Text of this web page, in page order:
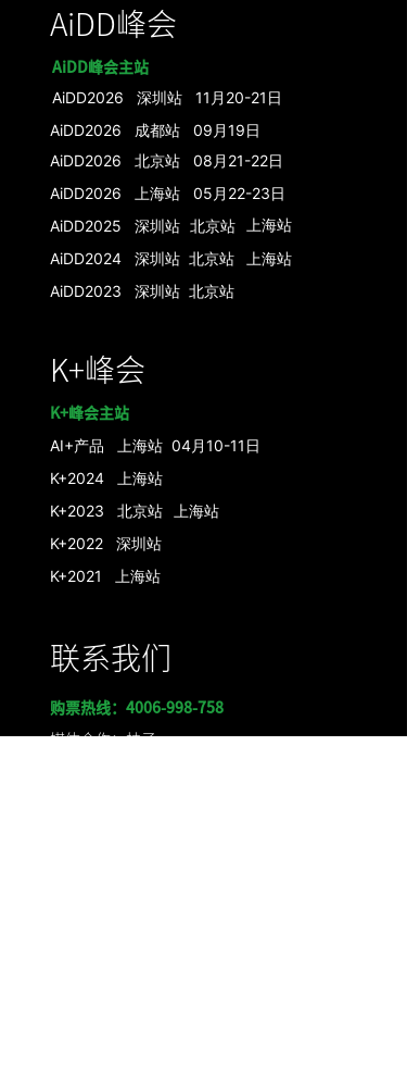
AiDD峰会
K+峰会
联系我们
购票热线：4006-998-758
媒体合作：柚子
AiDD峰会主站
K+峰会主站
AiDD2026 北京站 08月21-22日
AiDD2026 上海站 05月22-23日
AiDD2025 深圳站
北京站
K+2021 上海站
K+2022 深圳站
上海站
K+2023 北京站
K+2024 上海站
AI+产品 上海站 04月10-11日
AiDD2023 深圳站
上海站
北京站
AiDD2024 深圳站
AiDD2026 深圳站 11月20-21日
北京站 上海站
AiDD2026 成都站 09月19日